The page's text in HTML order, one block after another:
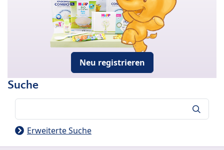
Neu registrieren
Suche
Erweiterte Suche